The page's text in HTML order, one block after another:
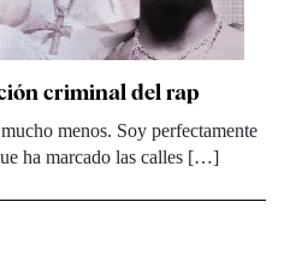
criminal del rap
menos. Soy perfectamente
ha marcado las calles […]